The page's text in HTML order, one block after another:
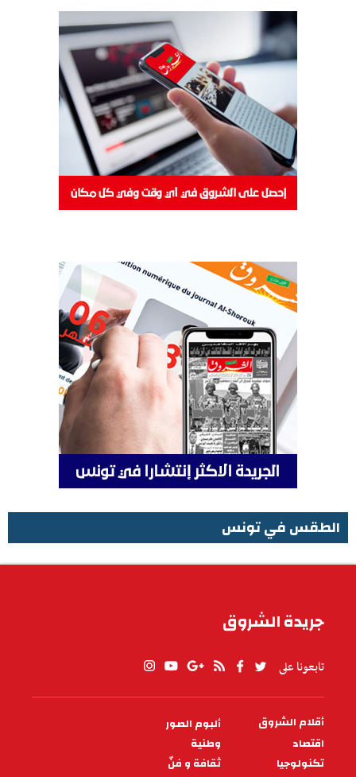
الطقس في تونس
جريدة الشروق
تابعونا على
PIED
DE
PAGE
أقلام الشروق
ألبوم الصور
اقتصاد
وطنية
تكنولوجيا
ثقافة و فنّ